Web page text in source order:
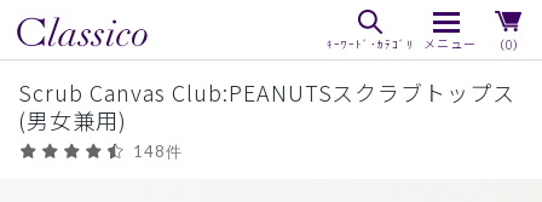
（0）
Scrub Canvas Club:PEANUTSスクラブトップス
(男女兼用)
148件